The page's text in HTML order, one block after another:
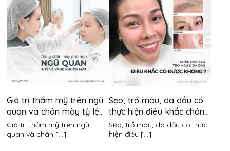
Giá trị thẩm mỹ trên ngũ
quan và chân mày tỷ lệ
vàng có quan trọng hay
không?
Giá trị thẩm mỹ trên ngũ
quan và chân [...]
Sẹo, trổ màu, da dầu có
thực hiện điêu khắc chân
mày được không?
Sẹo, trổ màu, da dầu có thực
hiện điêu [...]